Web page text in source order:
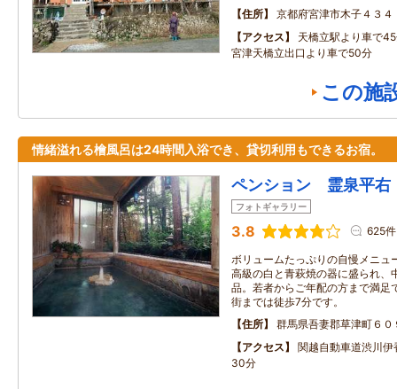
住所
京都府宮津市木子４３４
アクセス
天橋立駅より車で
宮津天橋立出口より車で50分
この施
情緒溢れる檜風呂は24時間入浴でき、貸切利用もできるお宿。
ペンション 霊泉平右
フォトギャラリー
3.8 625件
ボリュームたっぷりの自慢メニュ
高級の白と青萩焼の器に盛られ、
品。若者からご年配の方まで満足
街までは徒歩7分です。
住所
群馬県吾妻郡草津町６０
アクセス
関越自動車道渋川
30分